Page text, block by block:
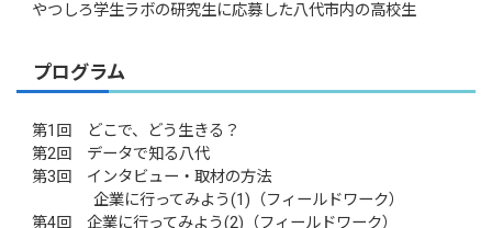
やつしろ学生ラボの研究生に応募した八代市内の高校生
プログラム
第1回 どこで、どう生きる？
第2回 データで知る八代
第3回 インタビュー・取材の方法
企業に行ってみよう(1)（フィールドワーク）
第4回 企業に行ってみよう(2)（フィールドワーク）